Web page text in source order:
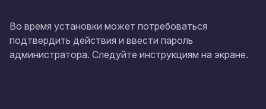
Во время установки может потребоваться
подтвердить действия и ввести пароль
администратора. Следуйте инструкциям на экране.